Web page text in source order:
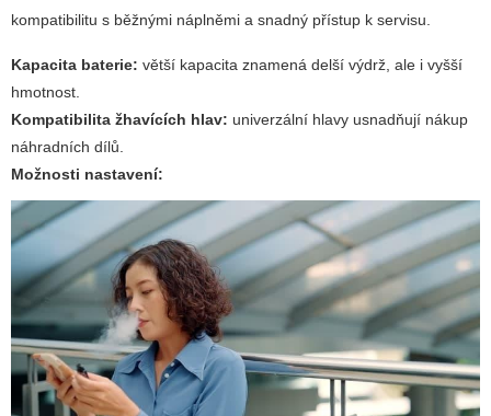
kompatibilitu s běžnými náplněmi a snadný přístup k servisu.
Kapacita baterie: větší kapacita znamená delší výdrž, ale i vyšší
hmotnost.
Kompatibilita žhavících hlav: univerzální hlavy usnadňují nákup
náhradních dílů.
Možnosti nastavení: